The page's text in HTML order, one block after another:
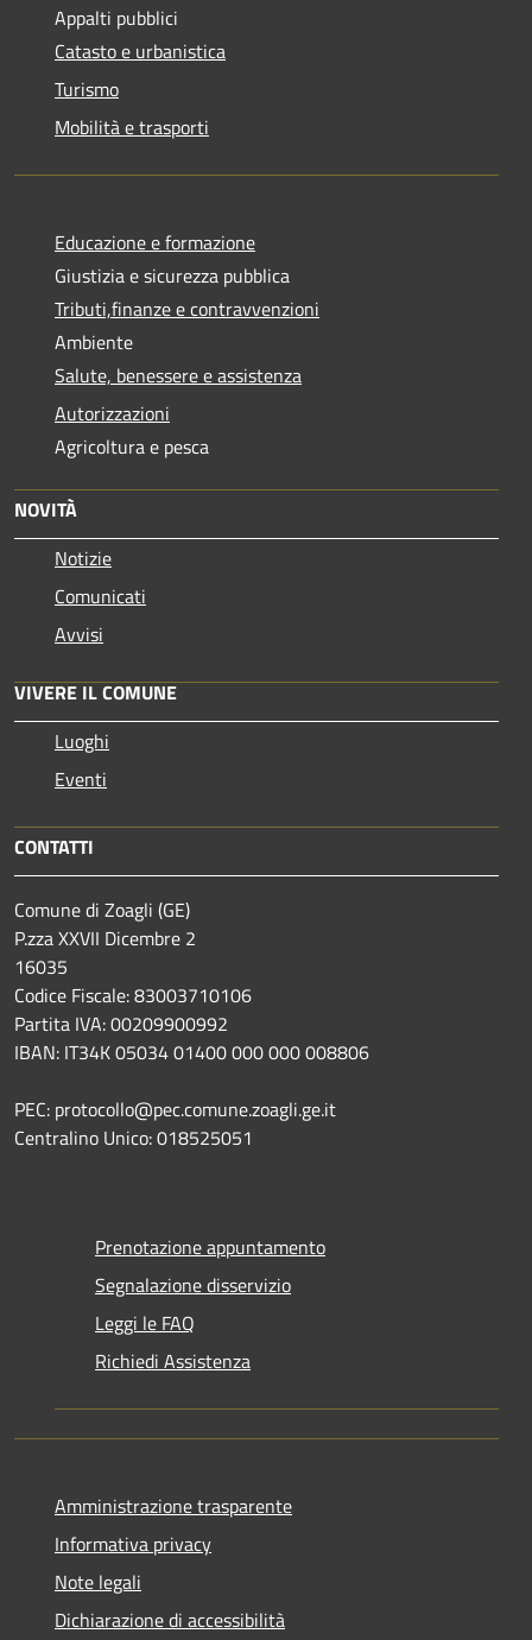
Appalti pubblici
Catasto e urbanistica
Turismo
Mobilità e trasporti
Educazione e formazione
Giustizia e sicurezza pubblica
Tributi,finanze e contravvenzioni
Ambiente
Salute, benessere e assistenza
Autorizzazioni
Agricoltura e pesca
NOVITÀ
Notizie
Comunicati
Avvisi
VIVERE IL COMUNE
Luoghi
Eventi
CONTATTI
Comune di Zoagli (GE)
P.zza XXVII Dicembre 2
16035
Codice Fiscale: 83003710106
Partita IVA: 00209900992
IBAN: IT34K 05034 01400 000 000 008806
PEC: protocollo@pec.comune.zoagli.ge.it
Centralino Unico: 018525051
Prenotazione appuntamento
Segnalazione disservizio
Leggi le FAQ
Richiedi Assistenza
Amministrazione trasparente
Informativa privacy
Note legali
Dichiarazione di accessibilità